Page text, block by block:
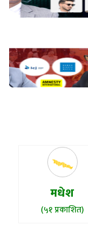
मधेश
(५१ प्रकाशित)